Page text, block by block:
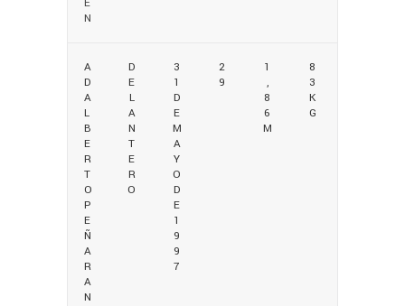
E
N
A
D
A
L
B
E
R
T
O
P
E
Ñ
A
R
A
N
D
E
L
A
N
T
E
R
O
3
1
D
E
M
A
Y
O
D
E
1
9
9
7
2
9
1
,
8
6
M
8
3
K
G